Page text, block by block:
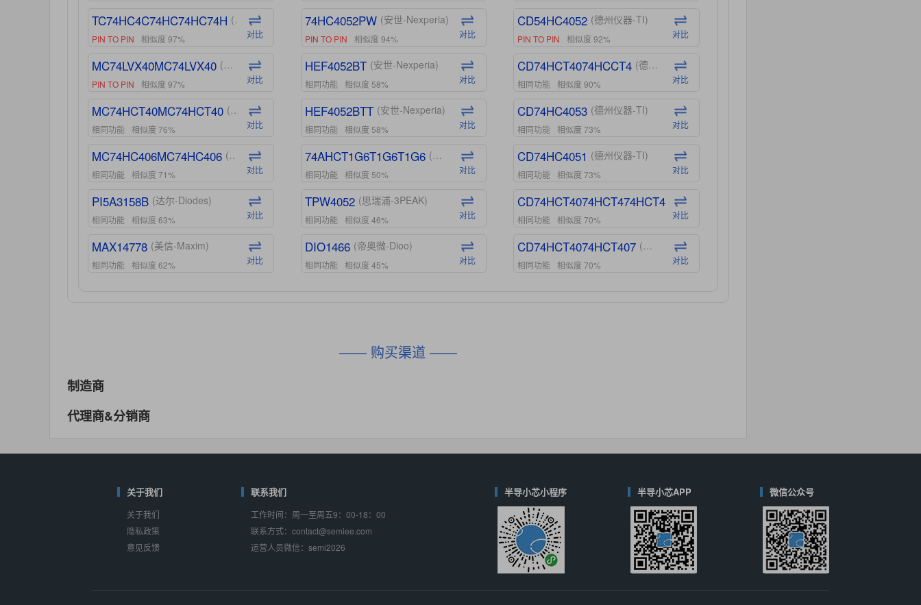
TC74HC4C74HC74HC74H (东芝-Toshiba)
PIN TO PIN 相似度 97% 对比
MC74LVX40MC74LVX40 (安森美-ON)
PIN TO PIN 相似度 97% 对比
MC74HCT40MC74HCT40 (安森美-ON)
相同功能 相似度 76% 对比
MC74HC406MC74HC406 (安森美-ON)
相同功能 相似度 71% 对比
PI5A3158B (达尔-Diodes)
相同功能 相似度 63% 对比
MAX14778 (美信-Maxim)
相同功能 相似度 62% 对比
MAX14760
M74HC4852
相同功能 相似度 50% 对比
TC4052BFT (东芝-Toshiba)
相似度 50% 对比
74HC4052PW (安世-Nexperia)
PIN TO PIN 相似度 94% 对比
HEF4052BT (安世-Nexperia)
相同功能 相似度 58% 对比
HEF4052BTT (安世-Nexperia)
相同功能 相似度 58% 对比
74AHCT1G6T1G6T1G6 (安世-Nexperia)
相同功能 相似度 50% 对比
TPW4052 (思瑞浦-3PEAK)
相同功能 相似度 46% 对比
DIO1466 (帝奥微-Dioo)
相同功能 相似度 45% 对比
相似度 44%
CD4052 (思扬微-Siyom)
相同功能 相似度 35%
CD54HC4052 (德州仪器-TI)
PIN TO PIN 相似度 92% 对比
CD74HCT4074HCCT4 (德州仪器-TI)
相同功能 相似度 90% 对比
CD74HC4053 (德州仪器-TI)
相同功能 相似度 73% 对比
CD74HC4051 (德州仪器-TI)
相同功能 相似度 73% 对比
CD74HCT4074HCT474HCT4 (德州仪器-TI)
相同功能 相似度 70% 对比
CD74HCT4074HCT407 (德州仪器-TI)
相同功能 相似度 70% 对比
—— 购买渠道 ——
制造商
代理商&分销商
关于我们
关于我们
隐私政策
意见反馈
联系我们
工作时间：周一至周五9：00-18：00
联系方式：contact@semiee.com
运营人员微信：semi2026
半导小芯小程序 半导小芯APP 微信公众号